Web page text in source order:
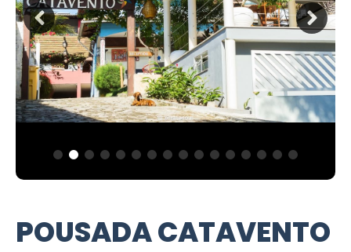
POUSADA CATAVENTO